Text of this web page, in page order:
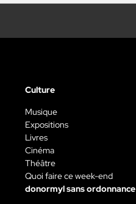
Culture
Musique
Expositions
Livres
Cinéma
Théâtre
Quoi faire ce week-end
donormyl sans ordonnance